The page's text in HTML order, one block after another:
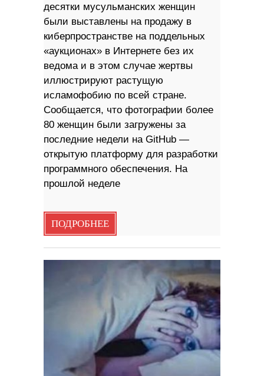
десятки мусульманских женщин
были выставлены на продажу в
киберпространстве на поддельных
«аукционах» в Интернете без их
ведома и в этом случае жертвы
иллюстрируют растущую
исламофобию по всей стране.
Сообщается, что фотографии более
80 женщин были загружены за
последние недели на GitHub —
открытую платформу для разработки
программного обеспечения. На
прошлой неделе
ПОДРОБНЕЕ